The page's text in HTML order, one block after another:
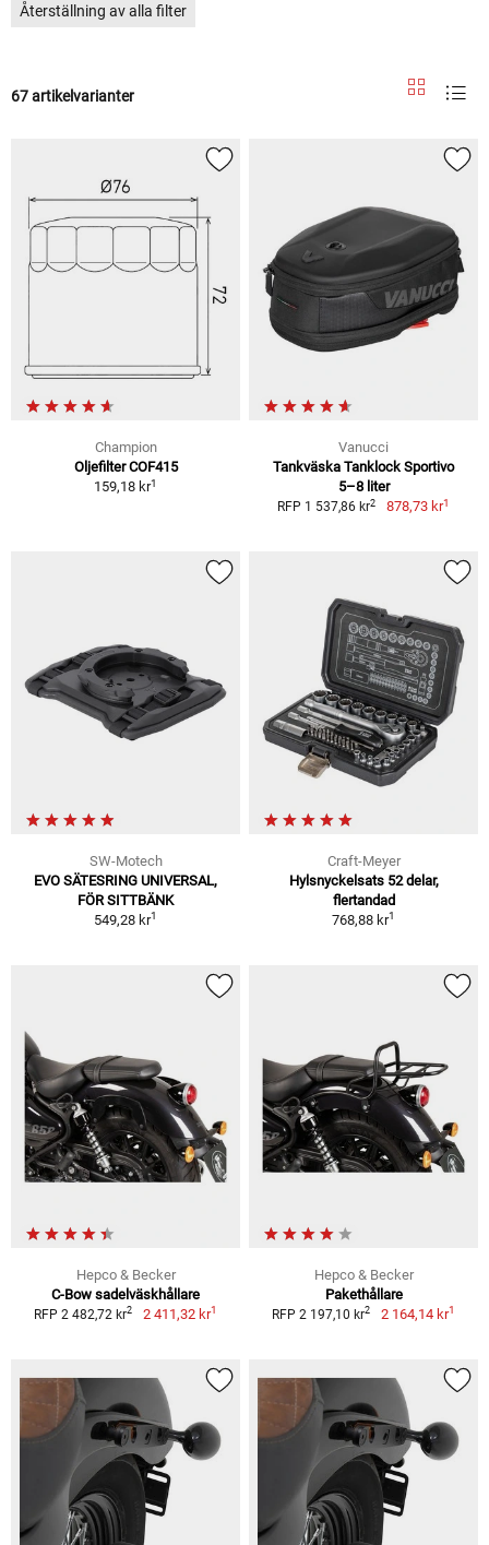
Återställning av alla filter
67 artikelvarianter
Champion
Oljefilter COF415
159,18 kr1
Vanucci
Tankväska Tanklock Sportivo
5–8 liter
RFP 1 537,86 kr2 878,73 kr1
SW-Motech
EVO SÄTESRING UNIVERSAL,
FÖR SITTBÄNK
549,28 kr1
Craft-Meyer
Hylsnyckelsats 52 delar,
flertandad
768,88 kr1
Hepco & Becker
C-Bow sadelväskhållare
RFP 2 482,72 kr2 2 411,32 kr1
Hepco & Becker
Pakethållare
RFP 2 197,10 kr2 2 164,14 kr1